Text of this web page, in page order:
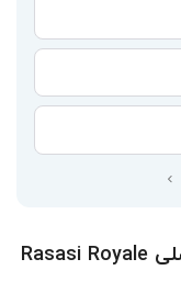
اسپری دئودورانت رویال رصاصی اصلی Rasasi Royale